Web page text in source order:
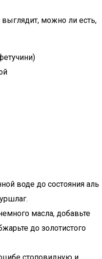
выглядит, можно ли есть,
воде до состояния аль
масла, добавьте
до золотистого